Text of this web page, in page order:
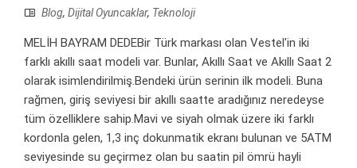
Blog, Dijital Oyuncaklar, Teknoloji
MELİH BAYRAM DEDEBir Türk markası olan Vestel'in iki
farklı akıllı saat modeli var. Bunlar, Akıllı Saat ve Akıllı Saat 2
olarak isimlendirilmiş.Bendeki ürün serinin ilk modeli. Buna
rağmen, giriş seviyesi bir akıllı saatte aradığınız neredeyse
tüm özelliklere sahip.Mavi ve siyah olmak üzere iki farklı
kordonla gelen, 1,3 inç dokunmatik ekranı bulunan ve 5ATM
seviyesinde su geçirmez olan bu saatin pil ömrü hayli